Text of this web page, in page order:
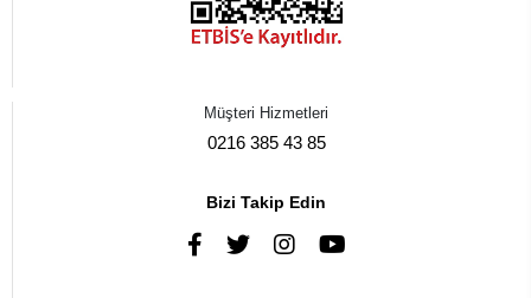
Müşteri Hizmetleri
0216 385 43 85
Bizi Takip Edin